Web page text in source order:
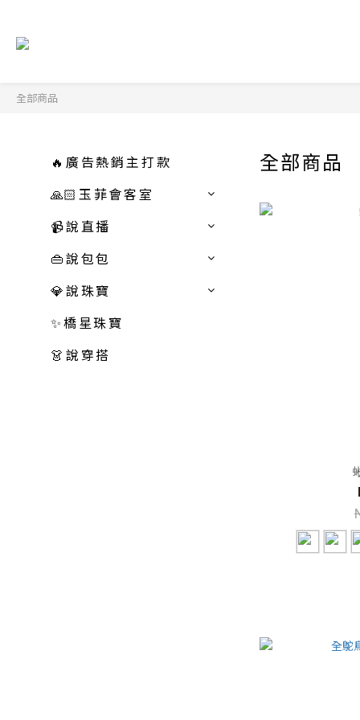
全部商品
🔥廣告熱銷主打款
🙏🏻玉菲會客室
📹說直播
👜說包包
💎說珠寶
✨橋星珠寶
👗說穿搭
全部商品